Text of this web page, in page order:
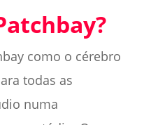
como o cérebro
todas as
numa